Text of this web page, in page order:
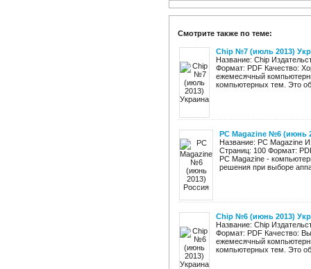
Смотрите также по теме:
Chip №7 (июль 2013)
Название: Chip
Формат: PDF Качество:
ежемесячный
компьютерных тем. Это
PC Magazine №6 (июнь
Название: PC Magazine
Страниц: 100 Формат:
PC Magazine -
решения при выборе
Chip №6 (июнь 2013)
Название: Chip
Формат: PDF Качество:
ежемесячный
компьютерных тем. Это